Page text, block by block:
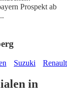
Prospekt ab
Suzuki Renault
in